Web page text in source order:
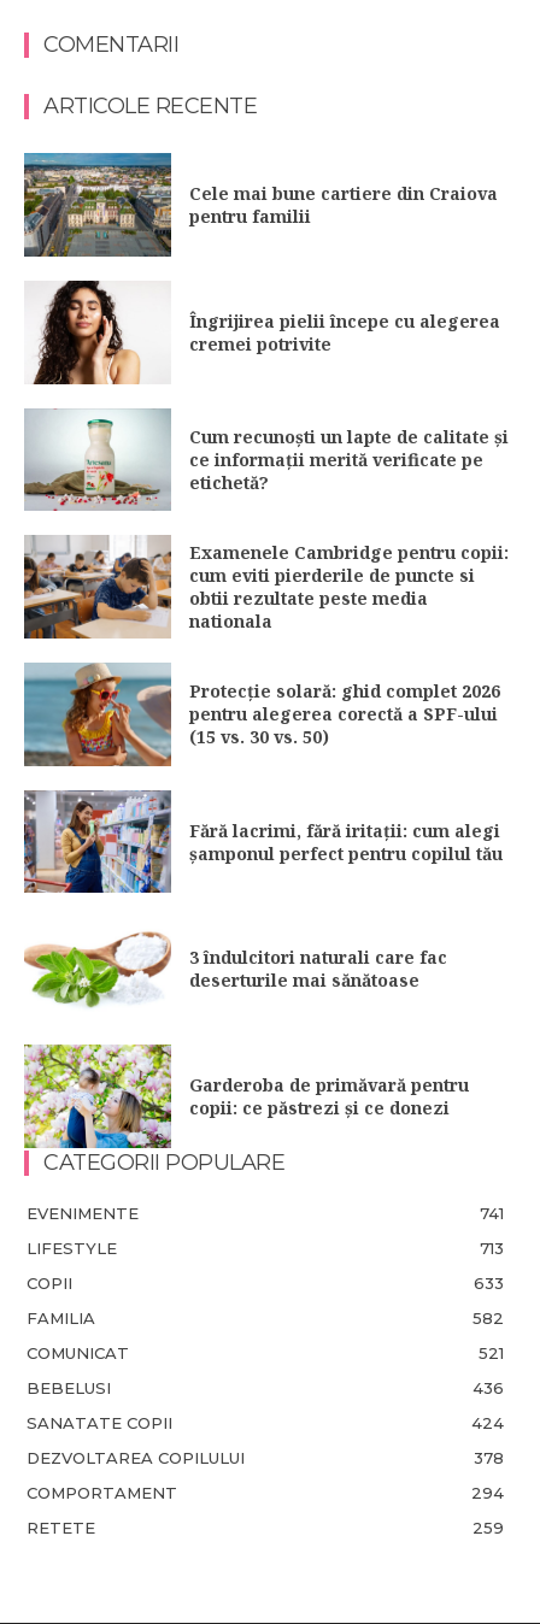
COMENTARII
ARTICOLE RECENTE
Cele mai bune cartiere din Craiova
pentru familii
Îngrijirea pielii începe cu alegerea
cremei potrivite
Cum recunoști un lapte de calitate și
ce informații merită verificate pe
etichetă?
Examenele Cambridge pentru copii:
cum eviti pierderile de puncte si
obtii rezultate peste media
nationala
Protecție solară: ghid complet 2026
pentru alegerea corectă a SPF-ului
(15 vs. 30 vs. 50)
Fără lacrimi, fără iritații: cum alegi
șamponul perfect pentru copilul tău
3 îndulcitori naturali care fac
deserturile mai sănătoase
Garderoba de primăvară pentru
copii: ce păstrezi și ce donezi
CATEGORII POPULARE
EVENIMENTE
741
LIFESTYLE
713
COPII
633
FAMILIA
582
COMUNICAT
521
BEBELUSI
436
SANATATE COPII
424
DEZVOLTAREA COPILULUI
378
COMPORTAMENT
294
RETETE
259